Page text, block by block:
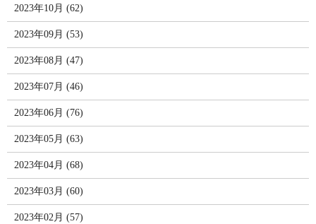
2023年10月 (62)
2023年09月 (53)
2023年08月 (47)
2023年07月 (46)
2023年06月 (76)
2023年05月 (63)
2023年04月 (68)
2023年03月 (60)
2023年02月 (57)